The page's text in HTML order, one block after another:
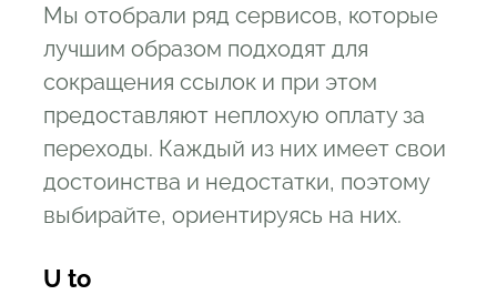
Мы отобрали ряд сервисов, которые
лучшим образом подходят для
сокращения ссылок и при этом
предоставляют неплохую оплату за
переходы. Каждый из них имеет свои
достоинства и недостатки, поэтому
выбирайте, ориентируясь на них.
U to